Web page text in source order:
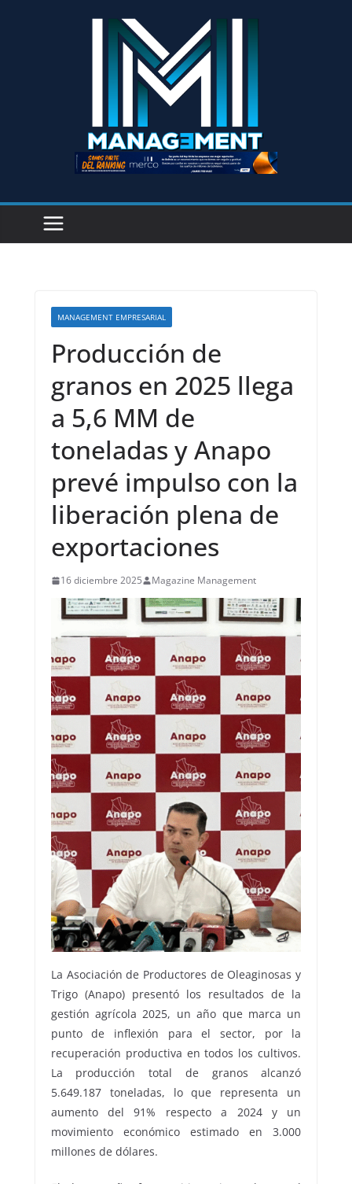
MANAGEMENT EMPRESARIAL
Producción de
granos en 2025 llega
a 5,6 MM de
toneladas y Anapo
prevé impulso con la
liberación plena de
exportaciones
16 diciembre 2025 Magazine Management
La Asociación de Productores de Oleaginosas y
Trigo (Anapo) presentó los resultados de la
gestión agrícola 2025, un año que marca un
punto de inflexión para el sector, por la
recuperación productiva en todos los cultivos.
La producción total de granos alcanzó
5.649.187 toneladas, lo que representa un
aumento del 91% respecto a 2024 y un
movimiento económico estimado en 3.000
millones de dólares.